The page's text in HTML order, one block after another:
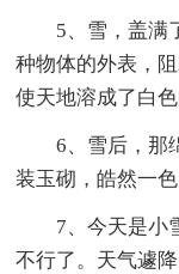
5、雪，盖满
种物体的外表，
使天地溶成了白色
6、雪后，那
装玉砌，皓然一
7、今天是小
不行了。天气遽